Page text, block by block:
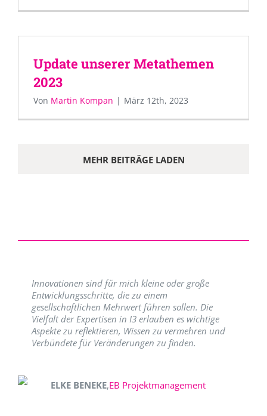
Update unserer Metathemen
2023
Von Martin Kompan | März 12th, 2023
MEHR BEITRÄGE LADEN
Innovationen sind für mich kleine oder große
Entwicklungsschritte, die zu einem
gesellschaftlichen Mehrwert führen sollen. Die
Vielfalt der Expertisen in I3 erlauben es wichtige
Aspekte zu reflektieren, Wissen zu vermehren und
Verbündete für Veränderungen zu finden.
ELKE BENEKE,EB Projektmanagement